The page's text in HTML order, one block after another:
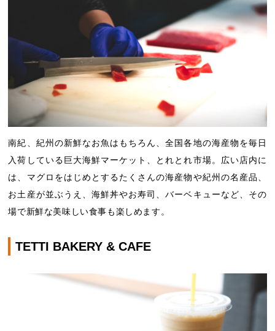
南紀、紀州の新鮮なお魚はもちろん、全国各地の海産物を毎日
入荷している巨大海鮮マーケット、とれとれ市場。広い店内に
は、マグロをはじめとするたくさんの海産物や紀州の名産品、
お土産が並ぶうえ、海鮮丼やお寿司、バーベキューなど、その
場で新鮮な美味しい食事も楽しめます。
TETTI BAKERY & CAFE